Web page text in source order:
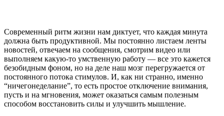
Современный ритм жизни нам диктует, что каждая минута
должна быть продуктивной. Мы постоянно листаем ленты
новостей, отвечаем на сообщения, смотрим видео или
выполняем какую-то умственную работу — все это кажется
безобидным фоном, но на деле наш мозг перегружается от
постоянного потока стимулов. И, как ни странно, именно
“ничегонеделание”, то есть простое отключение внимания,
пусть и на мгновения, может оказаться самым полезным
способом восстановить силы и улучшить мышление.